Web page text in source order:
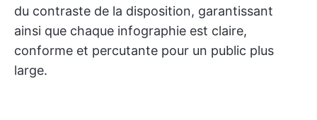
du contraste de la disposition, garantissant
ainsi que chaque infographie est claire,
conforme et percutante pour un public plus
large.